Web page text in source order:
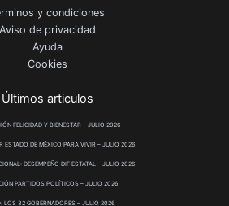
y condiciones
Aviso de privacidad
Ayuda
Cookies
Últimos articulos
FELICIDAD Y BIENESTAR – JULIO 2026
ESTADO DE MÉXICO PARA VIVIR – JULIO 2026
DESEMPEÑO DIF ESTATAL – JULIO 2026
PARTIDOS POLÍTICOS – JULIO 2026
LOS 32 GOBERNADORES – JULIO 2026